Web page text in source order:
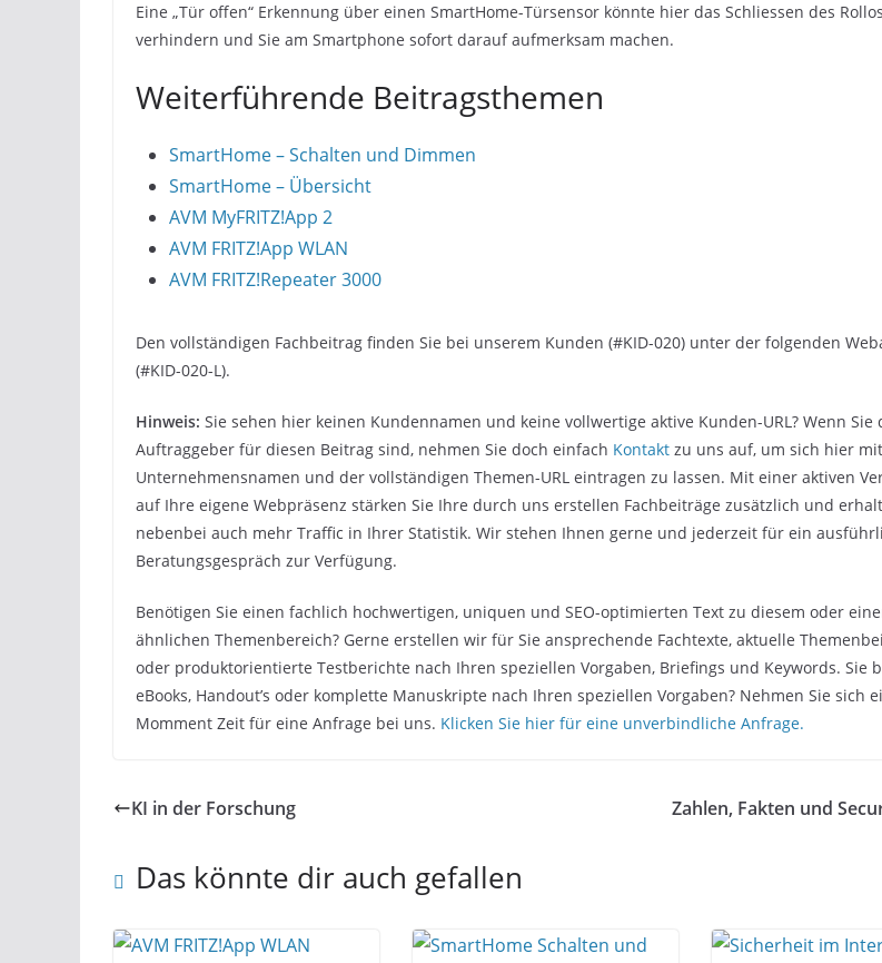
Eine „Tür offen“ Erkennung über einen SmartHome-Türsensor könnte hier das Schliessen des
verhindern und Sie am Smartphone sofort darauf aufmerksam machen.
Weiterführende Beitragsthemen
SmartHome – Schalten und Dimmen
SmartHome – Übersicht
AVM MyFRITZ!App 2
AVM FRITZ!App WLAN
AVM FRITZ!Repeater 3000
Den vollständigen Fachbeitrag finden Sie bei unserem Kunden (#KID-020) unter der folgenden
(#KID-020-L).
Hinweis: Sie sehen hier keinen Kundennamen und keine vollwertige aktive Kunden-URL? Wenn Sie
Auftraggeber für diesen Beitrag sind, nehmen Sie doch einfach Kontakt zu uns auf, um sich hier
Unternehmensnamen und der vollständigen Themen-URL eintragen zu lassen. Mit einer aktiven
auf Ihre eigene Webpräsenz stärken Sie Ihre durch uns erstellen Fachbeiträge zusätzlich und
nebenbei auch mehr Traffic in Ihrer Statistik. Wir stehen Ihnen gerne und jederzeit für ein
Beratungsgespräch zur Verfügung.
Benötigen Sie einen fachlich hochwertigen, uniquen und SEO-optimierten Text zu diesem oder
ähnlichen Themenbereich? Gerne erstellen wir für Sie ansprechende Fachtexte, aktuelle
oder produktorientierte Testberichte nach Ihren speziellen Vorgaben, Briefings und Keywords. Sie
eBooks, Handout’s oder komplette Manuskripte nach Ihren speziellen Vorgaben? Nehmen Sie sich
Momment Zeit für eine Anfrage bei uns. Klicken Sie hier für eine unverbindliche Anfrage.
KI in der Forschung Zahlen, Fakten und
Das könnte dir auch gefallen